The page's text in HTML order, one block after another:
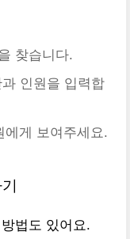
찾습니다.
인원을 입력합
에게 보여주세요.
법도 있어요.